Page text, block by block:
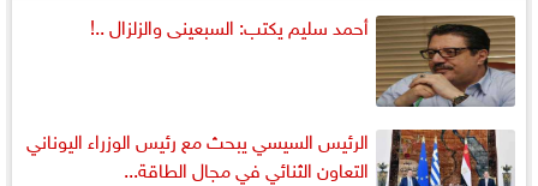
أحمد سليم يكتب: السبعينى والزلزال ..!
الرئيس السيسي يبحث مع رئيس الوزراء اليوناني
التعاون الثنائي في مجال الطاقة...